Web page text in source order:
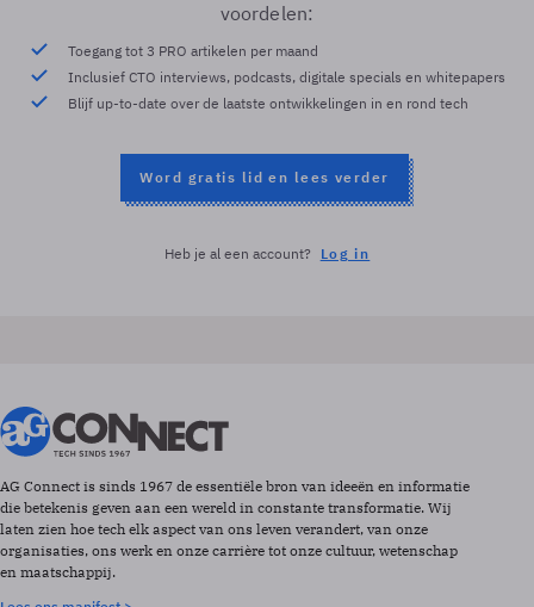
voordelen:
Toegang tot 3 PRO artikelen per maand
Inclusief CTO interviews, podcasts, digitale specials en whitepapers
Blijf up-to-date over de laatste ontwikkelingen in en rond tech
Word gratis lid en lees verder
Heb je al een account? Log in
AG Connect is sinds 1967 de essentiële bron van ideeën en informatie
die betekenis geven aan een wereld in constante transformatie. Wij
laten zien hoe tech elk aspect van ons leven verandert, van onze
organisaties, ons werk en onze carrière tot onze cultuur, wetenschap
en maatschappij.